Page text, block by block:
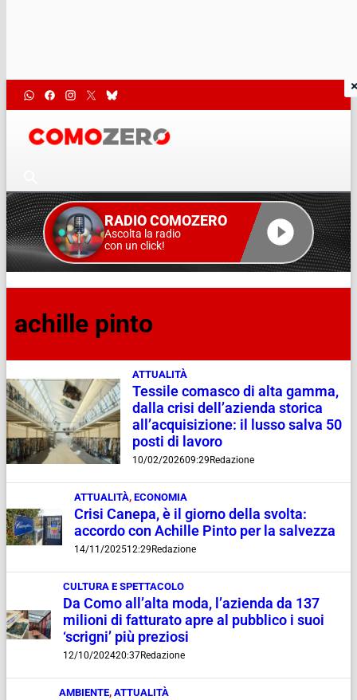
RADIO COMOZERO
Ascolta la radio
con un click!
achille pinto
ATTUALITÀ
Tessile comasco di alta gamma,
dalla crisi dell’azienda storica
all’acquisizione: il lusso salva 50
posti di lavoro
10/02/202609:29Redazione
ATTUALITÀ, ECONOMIA
Crisi Canepa, è il giorno della svolta:
accordo con Achille Pinto per la salvezza
14/11/202512:29Redazione
CULTURA E SPETTACOLO
Da Como all’alta moda, l’azienda da 137
milioni di fatturato apre al pubblico i suoi
‘scrigni’ più preziosi
12/10/202420:37Redazione
AMBIENTE, ATTUALITÀ